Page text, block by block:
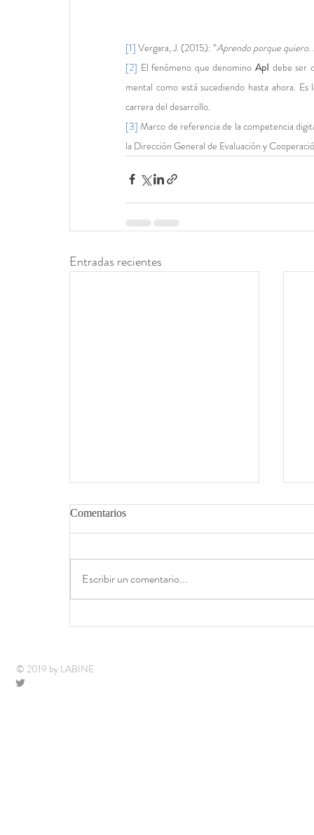
[1] Vergara, J. (2015): “Aprendo porque quiero.
[2] El fenómeno que denomino ApI debe ser
mental como está sucediendo hasta ahora.
carrera del desarrollo.
[3] Marco de referencia de la competencia
la Dirección General de Evaluación y
Entradas recientes
DANA
Comentarios
Escribir un comentario...
© 2019 by LABINE